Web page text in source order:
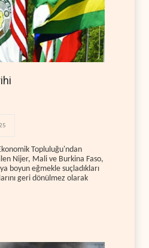
Topluluğu'ndan
Nijer, Mali ve Burkina Faso,
boyun eğmekle suçladıkları
geri dönülmez olarak